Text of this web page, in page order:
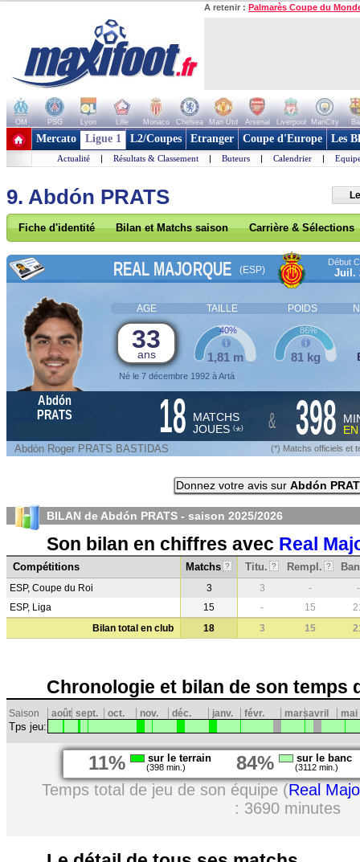
A retenir : Palmarès Coupe du
OM PSG Lyon Lille Monaco Chelsea Man Utd Arsenal Liverpool ManCity
+ de clubs
Mercato Ligue 1 L2/Coupes Etranger Coupe d'Europe Les
Actualité | Résultats & Classement | Buteurs | Calendrier |
9. Abdón PRATS
Fiche d'identité Bilan et Matchs saison Carrière & Sélections
REAL MAJORQUE (ESP)
Début
Juil.
AGE TAILLE POIDS
33
ans
Né le 7 décembre 1992 à Artá
1,81 m
40%
81 kg
86%
Abdón
PRATS
18 MATCHS
JOUES (*) & 398
Abdón Roger PRATS BASTIDAS (*) Matchs officiels et
Donnez votre avis sur Abdón
BILAN de Abdón PRATS - saison 2025/2026
Son bilan en chiffres avec Real
Compétitions Matchs ? Titu. ? Rempl. ?
ESP, Coupe du Roi 3 3 -
-
ESP, Liga
15 - 15
Bilan total en club
18 3 15
Chronologie et bilan de son temps
Saison août sept. oct. nov. déc. janv. févr. marsavril mai
Tps jeu:
11% sur le terrain
(398 min.) 84% sur le banc
(3112 min.)
Temps total de jeu de son équipe (Real
: 3690 minutes